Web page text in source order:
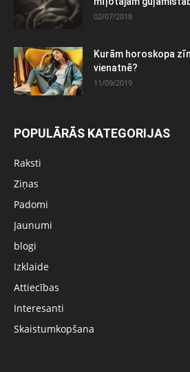
02/07/2018
Kurām horoskopa
vienatnē?
11/09/2019
POPULĀRĀS KATEGORIJAS
Raksti
Ziņas
Padomi
Jaunumi
blogi
Izklaide
Attiecības
Interesanti
Skaistumkopšana